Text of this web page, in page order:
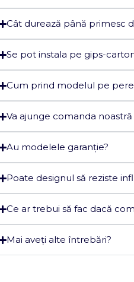
Cât durează până primesc
Se pot instala pe gips-
Cum prind modelul pe
Va ajunge comanda noastră
Au modelele garanție?
Poate designul să reziste
Ce ar trebui să fac dacă
Mai aveți alte întrebări?